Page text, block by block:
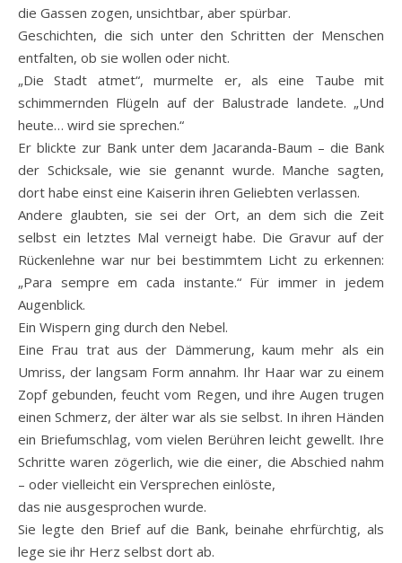
die Gassen zogen, unsichtbar, aber spürbar.
Geschichten, die sich unter den Schritten der Menschen
entfalten, ob sie wollen oder nicht.
„Die Stadt atmet“, murmelte er, als eine Taube mit
schimmernden Flügeln auf der Balustrade landete. „Und
heute… wird sie sprechen.“
Er blickte zur Bank unter dem Jacaranda-Baum – die Bank
der Schicksale, wie sie genannt wurde. Manche sagten,
dort habe einst eine Kaiserin ihren Geliebten verlassen.
Andere glaubten, sie sei der Ort, an dem sich die Zeit
selbst ein letztes Mal verneigt habe. Die Gravur auf der
Rückenlehne war nur bei bestimmtem Licht zu erkennen:
„Para sempre em cada instante.“ Für immer in jedem
Augenblick.
Ein Wispern ging durch den Nebel.
Eine Frau trat aus der Dämmerung, kaum mehr als ein
Umriss, der langsam Form annahm. Ihr Haar war zu einem
Zopf gebunden, feucht vom Regen, und ihre Augen trugen
einen Schmerz, der älter war als sie selbst. In ihren Händen
ein Briefumschlag, vom vielen Berühren leicht gewellt. Ihre
Schritte waren zögerlich, wie die einer, die Abschied nahm
– oder vielleicht ein Versprechen einlöste,
das nie ausgesprochen wurde.
Sie legte den Brief auf die Bank, beinahe ehrfürchtig, als
lege sie ihr Herz selbst dort ab.